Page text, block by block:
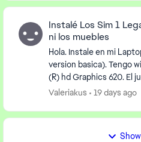
Instalé Los Sim 1
ni los muebles
Hola. Instale en mi
version basica). Tengo
(R) hd Graphics 620. El
personajes (lo puse en
Valeriakus 19 days ago